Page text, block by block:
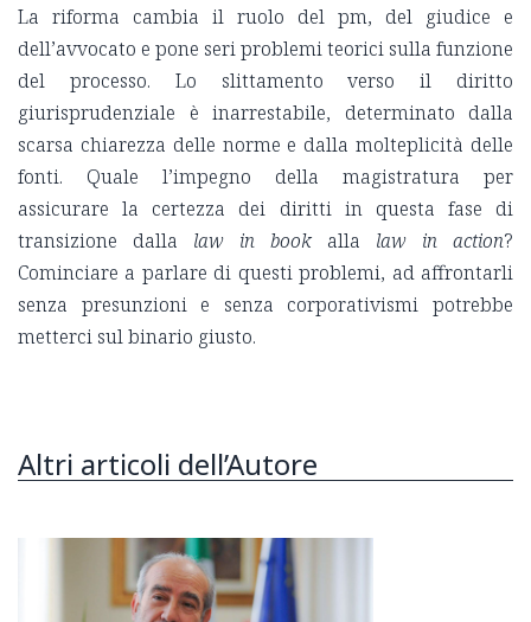
La riforma cambia il ruolo del pm, del giudice e
dell’avvocato e pone seri problemi teorici sulla funzione
del processo. Lo slittamento verso il diritto
giurisprudenziale è inarrestabile, determinato dalla
scarsa chiarezza delle norme e dalla molteplicità delle
fonti. Quale l’impegno della magistratura per
assicurare la certezza dei diritti in questa fase di
transizione dalla law in bookalla law in action?
Cominciare a parlare di questi problemi, ad affrontarli
senza presunzioni e senza corporativismi potrebbe
metterci sul binario giusto.
Altri articoli dell’Autore